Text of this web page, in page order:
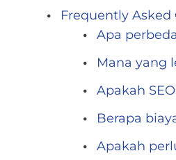
Frequently Asked
Apa
Mana yang
Apakah
Berapa
Apakah